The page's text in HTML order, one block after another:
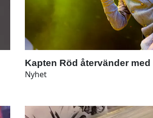
Kapten Röd återvänder med
Nyhet